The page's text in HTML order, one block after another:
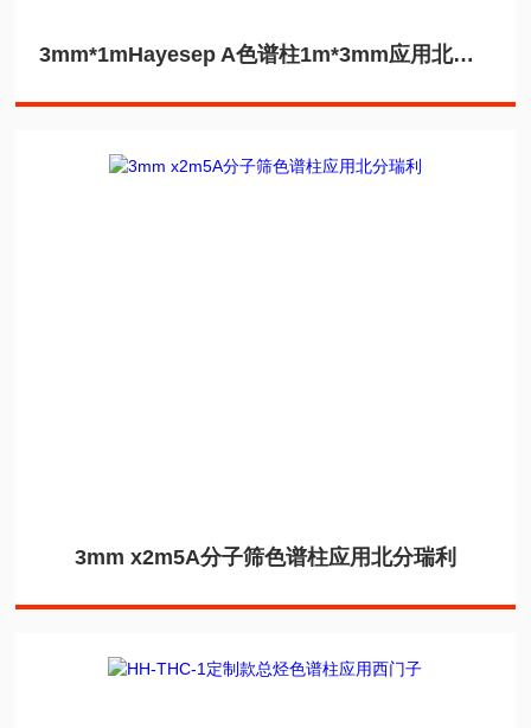
3mm*1mHayesep A色谱柱1m*3mm应用北分瑞利
3mm x2m5A分子筛色谱柱应用北分瑞利